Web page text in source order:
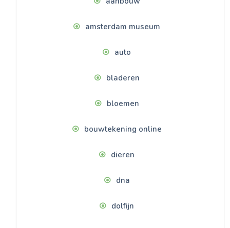
amsterdam museum
auto
bladeren
bloemen
bouwtekening online
dieren
dna
dolfijn